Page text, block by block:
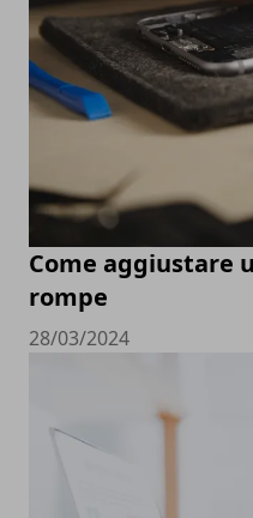
Come aggiustare
rompe
28/03/2024